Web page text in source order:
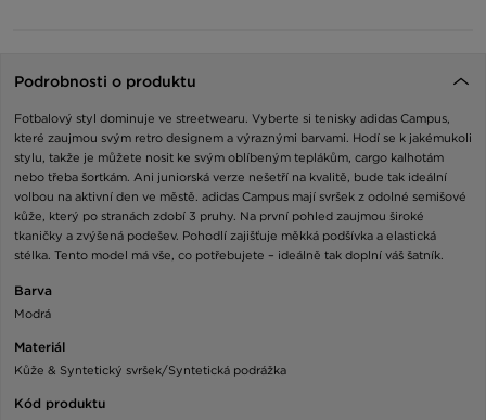
Podrobnosti o produktu
Fotbalový styl dominuje ve streetwearu. Vyberte si tenisky adidas Campus,
které zaujmou svým retro designem a výraznými barvami. Hodí se k jakémukoli
stylu, takže je můžete nosit ke svým oblíbeným teplákům, cargo kalhotám
nebo třeba šortkám. Ani juniorská verze nešetří na kvalitě, bude tak ideální
volbou na aktivní den ve městě. adidas Campus mají svršek z odolné semišové
kůže, který po stranách zdobí 3 pruhy. Na první pohled zaujmou široké
tkaničky a zvýšená podešev. Pohodlí zajišťuje měkká podšívka a elastická
stélka. Tento model má vše, co potřebujete – ideálně tak doplní váš šatník.
Barva
Modrá
Materiál
Kůže & Syntetický svršek/Syntetická podrážka
Kód produktu